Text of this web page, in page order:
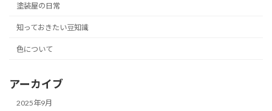
塗装屋の日常
知っておきたい豆知識
色について
アーカイブ
2025年9月